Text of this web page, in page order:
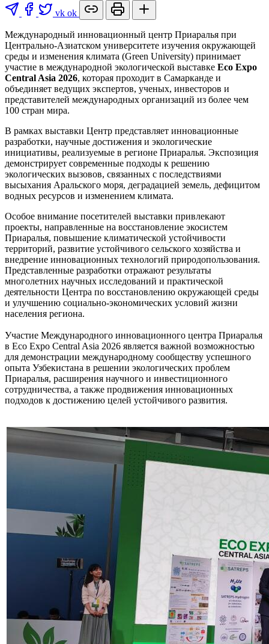
vk ok
Международный инновационный центр Приаралья при
Центрально-Азиатском университете изучения окружающей
среды и изменения климата (Green University) принимает
участие в международной экологической выставке Eco Expo
Central Asia 2026, которая проходит в Самарканде и
объединяет ведущих экспертов, ученых, инвесторов и
представителей международных организаций из более чем
100 стран мира.
В рамках выставки Центр представляет инновационные
разработки, научные достижения и экологические
инициативы, реализуемые в регионе Приаралья. Экспозиция
демонстрирует современные подходы к решению
экологических вызовов, связанных с последствиями
высыхания Аральского моря, деградацией земель, дефицитом
водных ресурсов и изменением климата.
Особое внимание посетителей выставки привлекают
проекты, направленные на восстановление экосистем
Приаралья, повышение климатической устойчивости
территорий, развитие устойчивого сельского хозяйства и
внедрение инновационных технологий природопользования.
Представленные разработки отражают результаты
многолетних научных исследований и практической
деятельности Центра по восстановлению окружающей среды
и улучшению социально-экономических условий жизни
населения региона.
Участие Международного инновационного центра Приаралья
в Eco Expo Central Asia 2026 является важной возможностью
для демонстрации международному сообществу успешного
опыта Узбекистана в решении экологических проблем
Приаралья, расширения научного и инвестиционного
сотрудничества, а также продвижения инновационных
подходов к достижению целей устойчивого развития.